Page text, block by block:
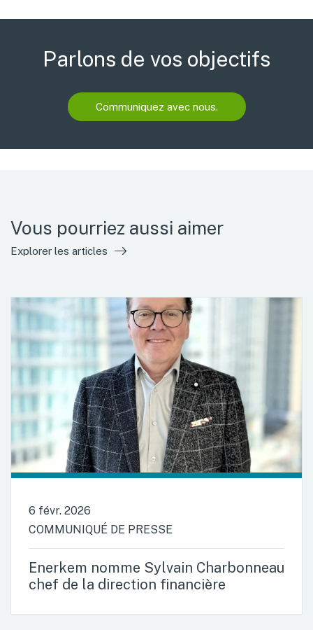
Parlons de vos objectifs
Communiquez avec nous.
Vous pourriez aussi aimer
Explorer les articles
6 févr. 2026
COMMUNIQUÉ DE PRESSE
Enerkem nomme Sylvain Charbonneau
chef de la direction financière